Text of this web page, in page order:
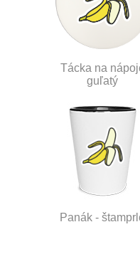
Tácka na
guľatý
Panák -